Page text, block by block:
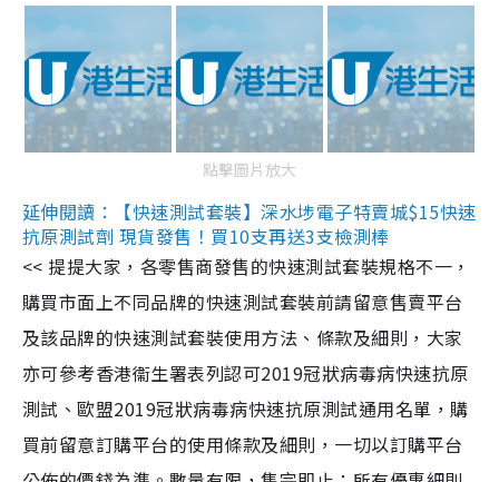
點擊圖片放大
延伸閱讀：【快速測試套裝】深水埗電子特賣城$15快速
抗原測試劑 現貨發售！買10支再送3支檢測棒
<< 提提大家，各零售商發售的快速測試套裝規格不一，
購買市面上不同品牌的快速測試套裝前請留意售賣平台
及該品牌的快速測試套裝使用方法、條款及細則，大家
亦可參考香港衞生署表列認可2019冠狀病毒病快速抗原
測試、歐盟2019冠狀病毒病快速抗原測試通用名單，購
買前留意訂購平台的使用條款及細則，一切以訂購平台